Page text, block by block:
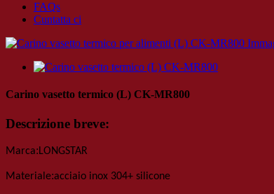
FAQs
Cuntatta ci
Carino vasetto termico (L) CK-MR800
Descrizione breve:
Marca:LONGSTAR
Materiale:acciaio inox 304+ silicone